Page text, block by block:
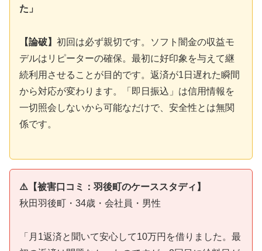
た」
【論破】 初回は必ず親切です。ソフト闇金の収益モ
デルはリピーターの確保。最初に好印象を与えて継
続利用させることが目的です。返済が1日遅れた瞬間
から対応が変わります。「即日振込」は信用情報を
一切照会しないから可能なだけで、安全性とは無関
係です。
⚠️【被害口コミ：羽後町のケーススタディ】
秋田羽後町・34歳・会社員・男性
「月1返済と聞いて安心して10万円を借りました。最